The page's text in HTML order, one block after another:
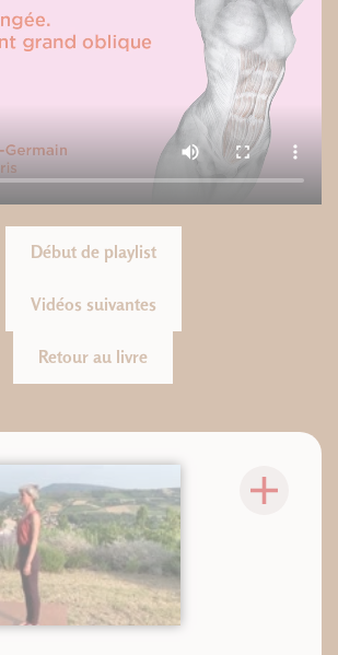
Début de playlist
Vidéos suivantes
Retour au livre